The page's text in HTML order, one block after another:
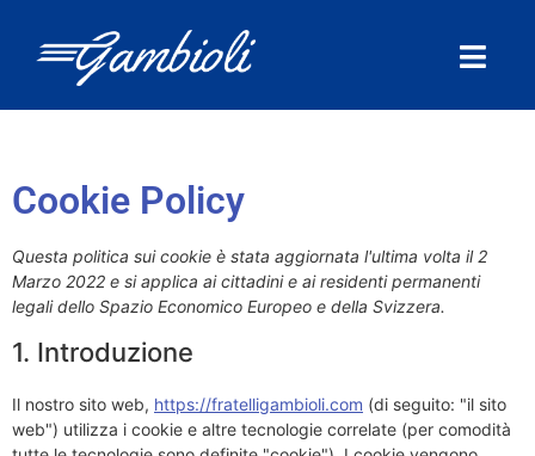
Cookie Policy
Questa politica sui cookie è stata aggiornata l'ultima volta il 2
Marzo 2022 e si applica ai cittadini e ai residenti permanenti
legali dello Spazio Economico Europeo e della Svizzera.
1. Introduzione
Il nostro sito web, https://fratelligambioli.com (di seguito: "il sito
web") utilizza i cookie e altre tecnologie correlate (per comodità